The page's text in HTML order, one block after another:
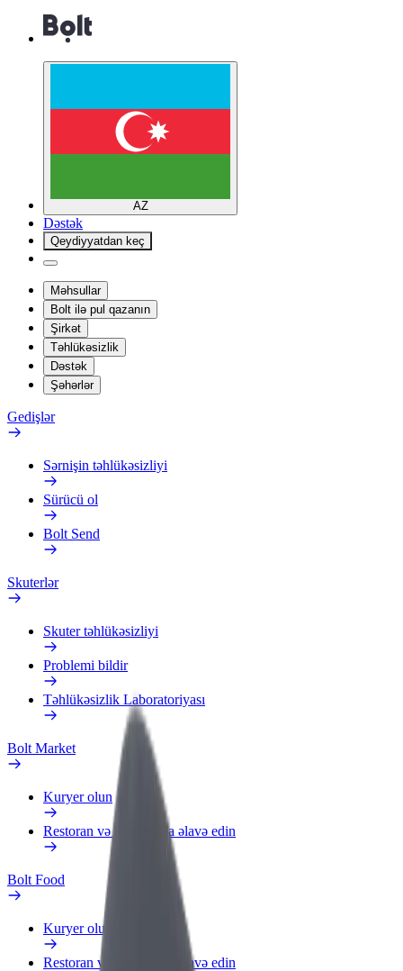
AZ
Dəstək
Qeydiyyatdan keç
Məhsullar
Bolt ilə pul qazanın
Şirkət
Təhlükəsizlik
Dəstək
Şəhərlər
Gedişlər
Sərnişin təhlükəsizliyi
Sürücü ol
Bolt Send
Skuterlər
Skuter təhlükəsizliyi
Problemi bildir
Təhlükəsizlik Laboratoriyası
Bolt Market
Kuryer olun
Restoran və ya mağaza əlavə edin
Bolt Food
Kuryer olun
Restoran və ya mağaza əlavə edin